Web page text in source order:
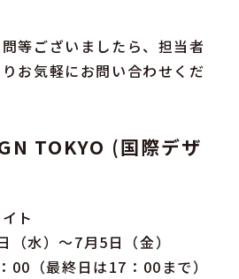
等ございましたら、担当者
りお気軽にお問い合わせくだ
TOKYO (国際デザ
ト
水）～7月5日（金）
00（最終日は17：00まで）